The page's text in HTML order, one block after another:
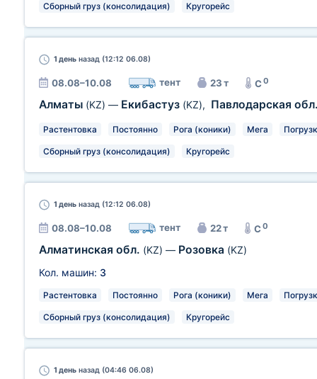
Сборный груз (консолидация) Кругорейс
1 день назад (12:12 06.08)
08.08–10.08 тент 23 т C0
Алматы (KZ) — Екибастуз (KZ), Павлодарская
Растентовка Постоянно Рога (коники) Мега
Сборный груз (консолидация) Кругорейс
1 день назад (12:12 06.08)
08.08–10.08 тент 22 т C0
Алматинская обл. (KZ) — Розовка (KZ)
Кол. машин: 3
Растентовка Постоянно Рога (коники) Мега
Сборный груз (консолидация) Кругорейс
1 день назад (04:46 06.08)